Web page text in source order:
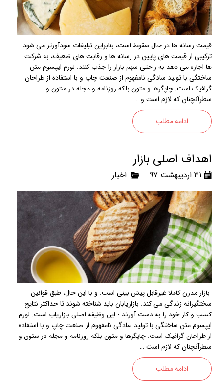
قیمت رسانه ها در حال سقوط است، بنابراین تبلیغات سودآورتر می شود.
ترکیبی از قیمت های پایین در رسانه ها و رقابت های ضعیف، به شرکت
ها اجازه می دهد به راحتی سهم بازار را جذب کنند. لورم ایپسوم متن
ساختگی با تولید سادگی نامفهوم از صنعت چاپ و با استفاده از طراحان
گرافیک است. چاپگرها و متون بلکه روزنامه و مجله در ستون و
سطرآنچنان که لازم است و …
ادامه مطلب
اهداف اصلی بازار
۳۱ اردیبهشت ۹۷ اخبار
بازار مدرن کاملا غیرقابل پیش بینی است. و با این حال، طبق قوانین
سختگیرانه زندگی می کند. بازاریابان باید شناخته شوند تا حداکثر نتایج
کسب و کار خود را به دست آورند - این وظیفه اصلی بازاریاب است. لورم
ایپسوم متن ساختگی با تولید سادگی نامفهوم از صنعت چاپ و با استفاده
از طراحان گرافیک است. چاپگرها و متون بلکه روزنامه و مجله در ستون و
سطرآنچنان که لازم است …
ادامه مطلب